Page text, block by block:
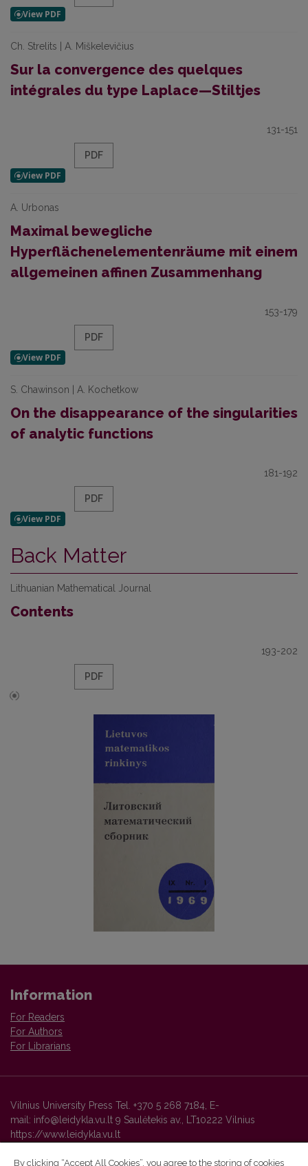
Ch. Strelits | A. Miškelevičius
Sur la convergence des quelques
intégrales du type Laplace—Stiltjes
131-151
PDF
A. Urbonas
Maximal bewegliche
Hyperflächenelementenräume mit einem
allgemeinen affinen Zusammenhang
153-179
PDF
S. Chawinson | A. Kochetkow
On the disappearance of the singularities
of analytic functions
181-192
PDF
Back Matter
Lithuanian Mathematical Journal
Contents
193-202
PDF
Information
For Readers
For Authors
For Librarians
Vilnius University Press Tel. +370 5 268 7184, E-
mail: info@leidykla.vu.lt 9 Saulėtekis av., LT10222 Vilnius
https://www.leidykla.vu.lt
By clicking “Accept All Cookies”, you agree to the storing of cookies